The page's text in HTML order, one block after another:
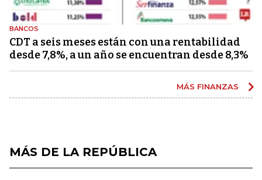
BANCOS
CDT a seis meses están con una rentabilidad
desde 7,8%, a un año se encuentran desde 8,3%
MÁS FINANZAS
MÁS DE LA REPÚBLICA